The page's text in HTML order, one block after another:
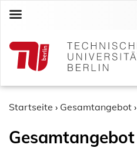
c
Startseite › Gesamtangebot ›
Gesamtangebot